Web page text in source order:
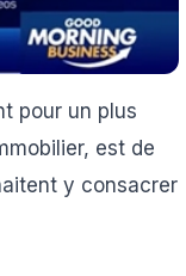
pour un plus
est de
y consacrer